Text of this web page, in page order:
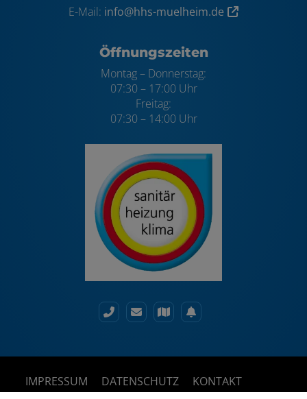
E-Mail: info@hhs-muelheim.de
Öffnungszeiten
Montag – Donnerstag:
07:30 – 17:00 Uhr
Freitag:
07:30 – 14:00 Uhr
IMPRESSUM DATENSCHUTZ KONTAKT